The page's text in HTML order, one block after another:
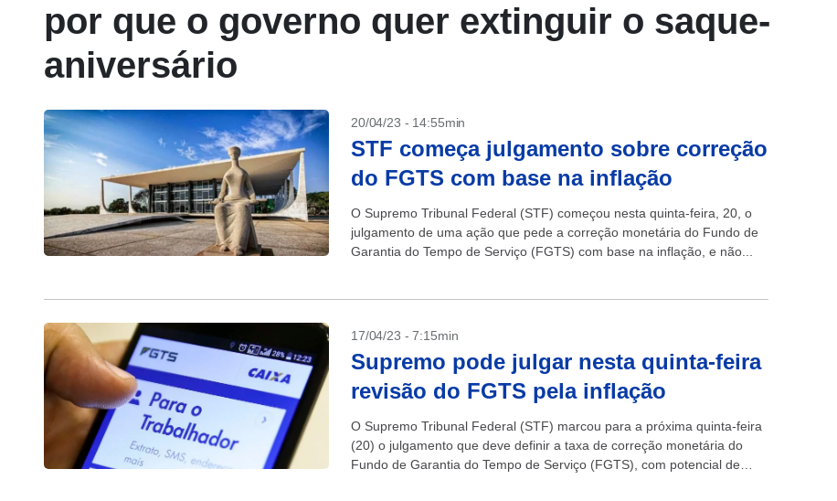
por que o governo quer extinguir o saque-
aniversário
20/04/23 - 14:55min
STF começa julgamento sobre correção
do FGTS com base na inflação
O Supremo Tribunal Federal (STF) começou nesta quinta-feira, 20, o
julgamento de uma ação que pede a correção monetária do Fundo de
Garantia do Tempo de Serviço (FGTS) com base na inflação, e não...
17/04/23 - 7:15min
Supremo pode julgar nesta quinta-feira
revisão do FGTS pela inflação
O Supremo Tribunal Federal (STF) marcou para a próxima quinta-feira
(20) o julgamento que deve definir a taxa de correção monetária do
Fundo de Garantia do Tempo de Serviço (FGTS), com potencial de